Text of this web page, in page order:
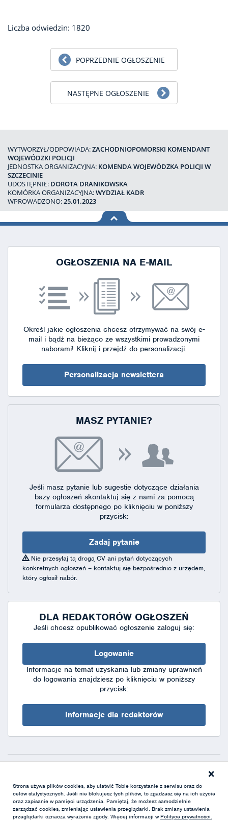
Liczba odwiedzin: 1820
POPRZEDNIE OGŁOSZENIE
NASTĘPNE OGŁOSZENIE
WYTWORZYŁ/ODPOWIADA:ZACHODNIOPOMORSKI KOMENDANT
WOJEWÓDZKI POLICJI
JEDNOSTKA ORGANIZACYJNA: KOMENDA WOJEWÓDZKA POLICJI W
SZCZECINIE
UDOSTĘPNIŁ: DOROTA DRANIKOWSKA
KOMÓRKA ORGANIZACYJNA:WYDZIAŁ KADR
WPROWADZONO:25.01.2023
na górę
OGŁOSZENIA NA E-MAIL
Określ jakie ogłoszenia chcesz otrzymywać na swój e-
mail i bądź na bieżąco ze wszystkimi prowadzonymi
naborami! Kliknij i przejdź do personalizacji.
Personalizacja newslettera
MASZ PYTANIE?
Jeśli masz pytanie lub sugestie dotyczące działania
bazy ogłoszeń skontaktuj się z nami za pomocą
formularza dostępnegopo kliknięciu w poniższy
przycisk:
Zadaj pytanie
Nie przesyłaj tą drogą CV ani pytań dotyczących
konkretnych ogłoszeń – kontaktuj się bezpośrednio z urzędem,
który ogłosił nabór.
DLA REDAKTORÓW OGŁOSZEŃ
Jeśli chcesz opublikować ogłoszenie zaloguj się:
Logowanie
Informacje na temat uzyskania lub zmiany uprawnień
do logowania znajdziesz po kliknięciu w poniższy
przycisk:
Informacje dla redaktorów
XML
Strona używa plików cookies, aby ułatwić Tobie korzystanie z serwisu oraz do
celów statystycznych. Jeśli nie blokujesz tych plików, to zgadzasz się na ich użycie
oraz zapisanie w pamięci urządzenia. Pamiętaj, że możesz samodzielnie
zarządzać cookies, zmieniając ustawienia przeglądarki. Brak zmiany ustawienia
przeglądarki oznacza wyrażenie zgody. Więcej informacji wPolityce prywatności.
×